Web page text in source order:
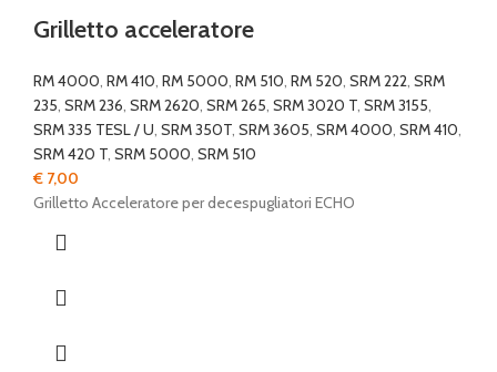
Grilletto acceleratore
RM 4000, RM 410, RM 5000, RM 510, RM 520, SRM 222, SRM
235, SRM 236, SRM 2620, SRM 265, SRM 3020 T, SRM 3155,
SRM 335 TESL / U, SRM 350T, SRM 3605, SRM 4000, SRM 410,
SRM 420 T, SRM 5000, SRM 510
€ 7,00
Grilletto Acceleratore per decespugliatori ECHO